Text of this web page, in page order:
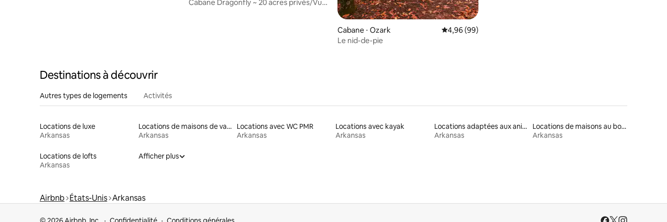
Cabane Dragonfly ~ 20 acres privés/Vue
Cabane ⋅ Ozark Évaluation moyenne sur la base de 99 commentaires : 4,96 sur 5
4,96 (99)
Le nid-de-pie
Destinations à découvrir
Autres types de logements Activités
Locations de luxe
Arkansas
Locations de maisons de vacances
Arkansas
Locations avec WC PMR
Arkansas
Locations avec kayak
Arkansas
Locations adaptées aux animaux
Arkansas
Locations de maisons au bord d'un lac
Arkansas
Locations de lofts
Arkansas
Afficher plus
Airbnb États-Unis Arkansas